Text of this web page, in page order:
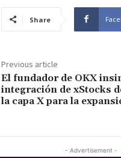
Share
Previous article
El fundador de OKX
integración de xStocks
la capa X para la
- Advertisement -